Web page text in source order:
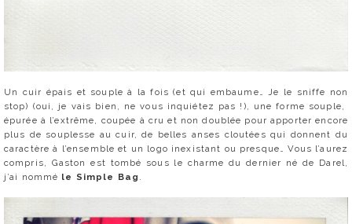
Un cuir épais et souple à la fois (et qui embaume… Je le sniffe non
stop) (oui, je vais bien, ne vous inquiétez pas !), une forme souple,
épurée à l’extrême, coupée à cru et non doublée pour apporter encore
plus de souplesse au cuir, de belles anses cloutées qui donnent du
caractère à l’ensemble et un logo inexistant ou presque… Vous l’aurez
compris, Gaston est tombé sous le charme du dernier né de Darel,
j’ai nommé le Simple Bag .